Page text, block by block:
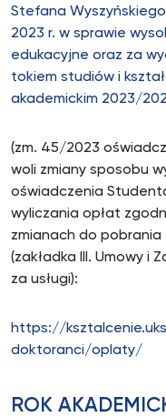
Stefana
2023 r. w sprawie
edukacyjne oraz za
tokiem studiów i
akademickim 2023/
(zm. 45/2023
woli zmiany sposobu
oświadczenia
wyliczania opłat
zmianach do pobrania
(zakładka III. Umowy i
za usługi):
https://
doktoranci/oplaty/
ROK